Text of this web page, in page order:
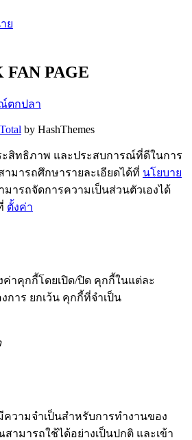
ย
FAN PAGE
ตกปลา
by HashThemes
ะสิทธิภาพ และประสบการณ์ที่ดีในการ
มารถศึกษารายละเอียดได้ที่ นโยบาย
มารถจัดการความเป็นส่วนตัวเองได้
ตั้งค่า
าคุกกี้โดยเปิด/ปิด คุกกี้ในแต่ละ
การ ยกเว้น คุกกี้ที่จำเป็น
วามจำเป็นสำหรับการทำงานของ
สามารถใช้ได้อย่างเป็นปกติ และเข้า